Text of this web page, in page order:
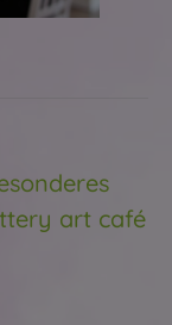
art café